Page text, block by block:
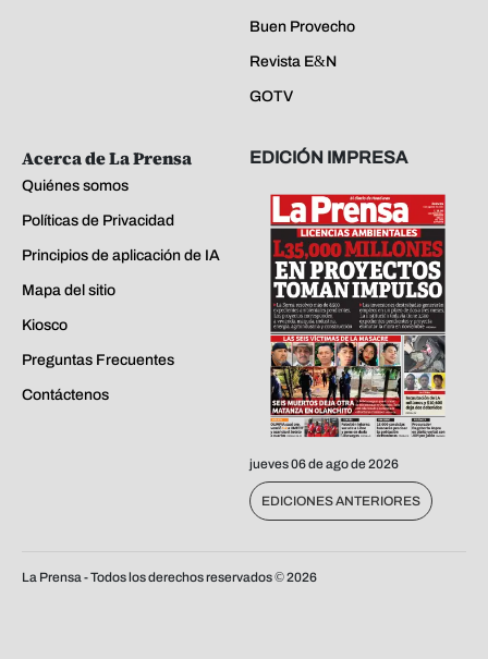
Buen Provecho
Revista E&N
GOTV
Acerca de La Prensa
Quiénes somos
Políticas de Privacidad
Principios de aplicación de IA
Mapa del sitio
Kiosco
Preguntas Frecuentes
Contáctenos
EDICIÓN IMPRESA
jueves 06 de ago de 2026
EDICIONES ANTERIORES
La Prensa - Todos los derechos reservados ©2026